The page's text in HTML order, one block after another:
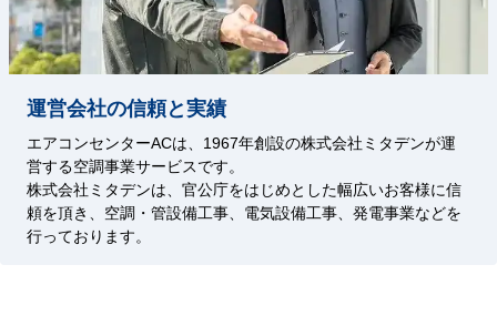
運営会社の信頼と実績
エアコンセンターACは、1967年創設の株式会社ミタデンが運
営する空調事業サービスです。
株式会社ミタデンは、官公庁をはじめとした幅広いお客様に信
頼を頂き、空調・管設備工事、電気設備工事、発電事業などを
行っております。